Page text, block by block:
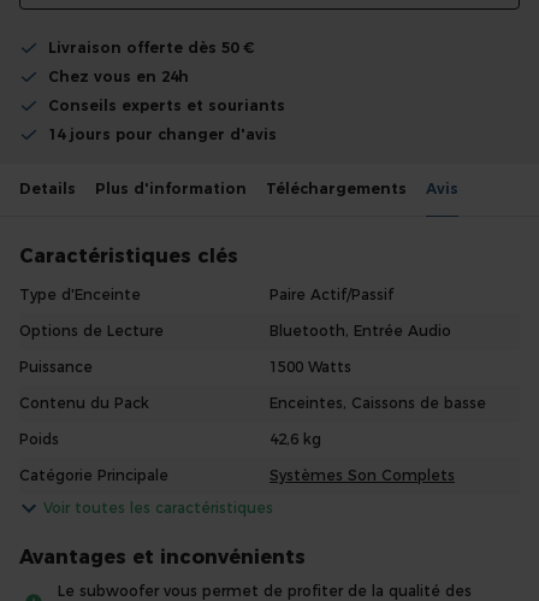
Livraison offerte dès 50 €
Chez vous en 24h
Conseils experts et souriants
14 jours pour changer d'avis
Details Plus d'information Téléchargements Avis
Caractéristiques clés
Type d'Enceinte
Paire Actif/Passif
Options de Lecture
Bluetooth, Entrée Audio
Puissance
1500 Watts
Contenu du Pack
Enceintes, Caissons de basse
Poids
42,6 kg
Catégorie Principale
Systèmes Son Complets
Voir toutes les caractéristiques
Avantages et inconvénients
Le subwoofer vous permet de profiter de la qualité des